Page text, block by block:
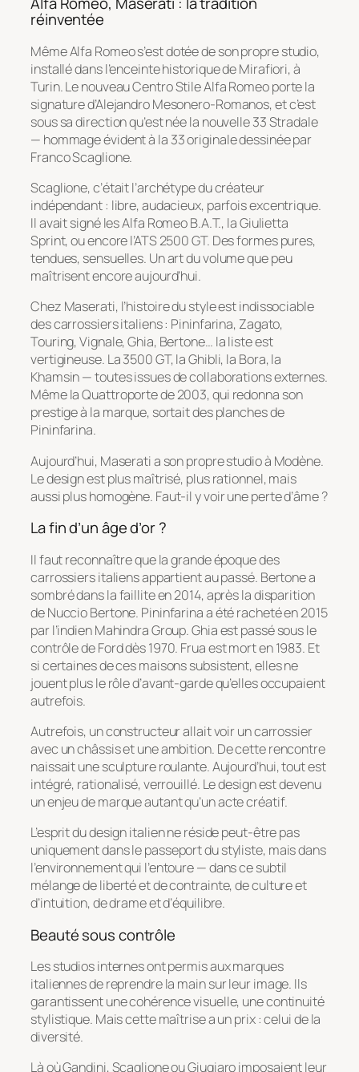
réinventée
Même Alfa Romeo s’est dotée de son propre studio,
installé dans l’enceinte historique de Mirafiori, à
Turin. Le nouveauCentro Stile Alfa Romeoporte la
signature d’Alejandro Mesonero-Romanos, et c’est
sous sa direction qu’est née la nouvelle 33 Stradale
— hommage évident à la 33 originale dessinée par
Franco Scaglione.
Scaglione, c’était l’archétype du créateur
indépendant : libre, audacieux, parfois excentrique.
Il avait signé les Alfa Romeo B.A.T., la Giulietta
Sprint, ou encore l’ATS 2500 GT. Des formes pures,
tendues, sensuelles. Un art du volume que peu
maîtrisent encore aujourd’hui.
Chez Maserati, l’histoire du style est indissociable
des carrossiers italiens : Pininfarina, Zagato,
Touring, Vignale, Ghia, Bertone… la liste est
vertigineuse. La 3500 GT, la Ghibli, la Bora, la
Khamsin — toutes issues de collaborations externes.
Même la Quattroporte de 2003, qui redonna son
prestige à la marque, sortait des planches de
Pininfarina.
Aujourd’hui, Maserati a son propre studio à Modène.
Le design est plus maîtrisé, plus rationnel, mais
aussi plus homogène. Faut-il y voir une perte d’âme ?
La fin d’un âge d’or ?
Il faut reconnaître que la grande époque des
carrossiers italiens appartient au passé. Bertone a
sombré dans la faillite en 2014, après la disparition
de Nuccio Bertone. Pininfarina a été racheté en 2015
par l’indien Mahindra Group. Ghia est passé sous le
contrôle de Ford dès 1970. Frua est mort en 1983. Et
si certaines de ces maisons subsistent, elles ne
jouent plus le rôle d’avant-garde qu’elles occupaient
autrefois.
Autrefois, un constructeur allait voir un carrossier
avec un châssis et une ambition. De cette rencontre
naissait une sculpture roulante. Aujourd’hui, tout est
intégré, rationalisé, verrouillé. Le design est devenu
un enjeu de marque autant qu’un acte créatif.
L’esprit du design italien ne réside peut-être pas
uniquement dans le passeport du styliste, mais dans
l’environnement qui l’entoure — dans ce subtil
mélange de liberté et de contrainte, de culture et
d’intuition, de drame et d’équilibre.
Beauté sous contrôle
Les studios internes ont permis aux marques
italiennes de reprendre la main sur leur image. Ils
garantissent une cohérence visuelle, une continuité
stylistique. Mais cette maîtrise a un prix : celui de la
diversité.
Là où Gandini, Scaglione ou Giugiaro imposaient leur